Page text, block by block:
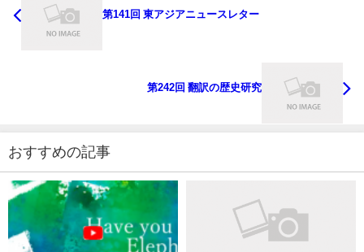
第141回 東アジアニュースレター
第242回 翻訳の歴史研究
おすすめの記事